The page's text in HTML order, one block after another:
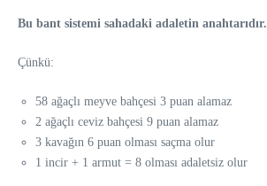
Bu bant sistemi sahadaki adaletin anahtarıdır.
Çünkü:
58 ağaçlı meyve bahçesi 3 puan alamaz
2 ağaçlı ceviz bahçesi 9 puan alamaz
3 kavağın 6 puan olması saçma olur
1 incir + 1 armut = 8 olması adaletsiz olur